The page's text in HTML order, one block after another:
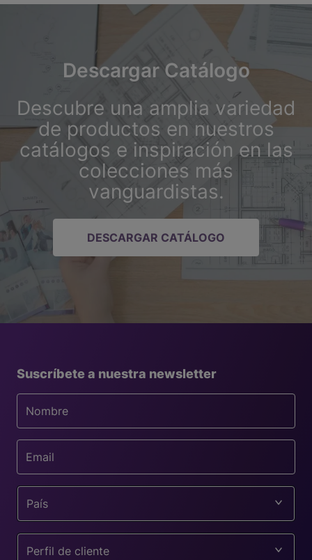
Descargar Catálogo
Descubre una amplia variedad
de productos en nuestros
catálogos e inspiración en las
colecciones más
vanguardistas.
DESCARGAR CATÁLOGO
Suscríbete a nuestra newsletter
País
Perfil de cliente